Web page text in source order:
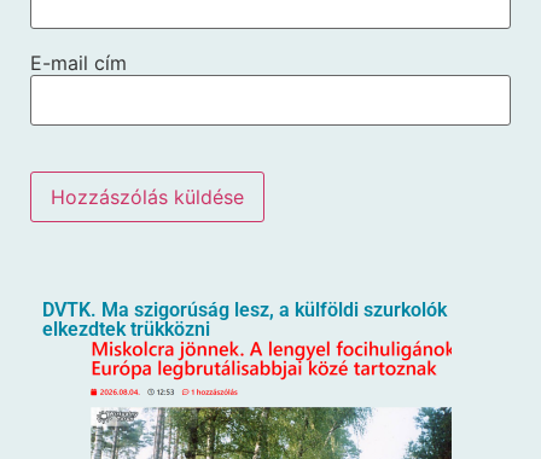
E-mail cím
DVTK. Ma szigorúság lesz, a külföldi szurkolók
elkezdtek trükközni